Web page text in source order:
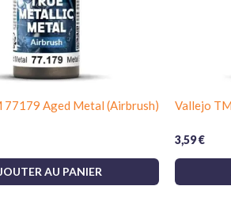
77179 Aged Metal (Airbrush)
AU PANIER
Vallejo
3,59€